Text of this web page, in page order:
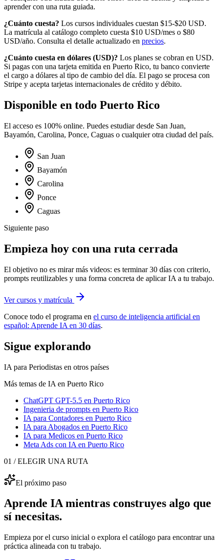
aprender con una ruta guiada.
¿Cuánto cuesta? Los cursos individuales cuestan $15-$20 USD.
La matrícula al catálogo completo cuesta $10 USD/mes o $80
USD/año. Consulta el detalle actualizado en precios.
¿Cuánto cuesta en dólares (USD)? Los planes se cobran en USD.
Si pagas con una tarjeta emitida en Puerto Rico, tu banco convierte
el cargo a dólares al tipo de cambio del día. El pago se procesa con
Stripe y acepta tarjetas internacionales de crédito y débito.
Disponible en todo Puerto Rico
El acceso es 100% online. Puedes estudiar desde San Juan,
Bayamón, Carolina, Ponce, Caguas o cualquier otra ciudad del país.
San Juan
Bayamón
Carolina
Ponce
Caguas
Siguiente paso
Empieza hoy con una ruta cerrada
El objetivo no es mirar más videos: es terminar 30 días con criterio,
prompts reutilizables y una forma concreta de aplicar IA a tu trabajo.
Ver cursos y matrícula
Conoce todo el programa en el curso de inteligencia artificial en
español: Aprende IA en 30 días.
Sigue explorando
IA para Periodistas en otros países
Más temas de IA en Puerto Rico
ChatGPT GPT-5.5 en Puerto Rico
Ingenieria de prompts en Puerto Rico
IA para Contadores en Puerto Rico
IA para Abogados en Puerto Rico
IA para Medicos en Puerto Rico
Meta Ads con IA en Puerto Rico
01 / ELEGIR UNA RUTA
El próximo paso
Aprende IA mientras construyes algo que
sí necesitas.
Empieza por el curso inicial o explora el catálogo para encontrar una
práctica alineada con tu trabajo.